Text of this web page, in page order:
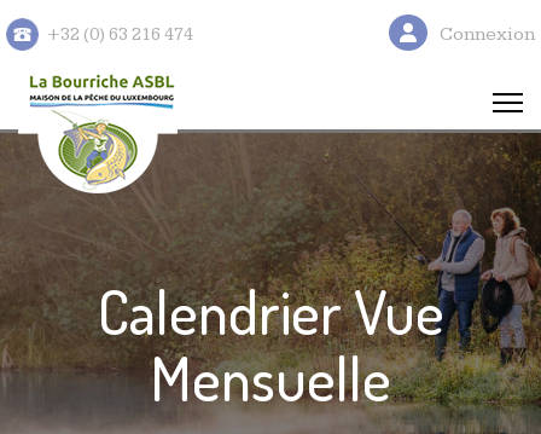
+32 (0) 63 216 474 Connexion
Calendrier Vue
Mensuelle